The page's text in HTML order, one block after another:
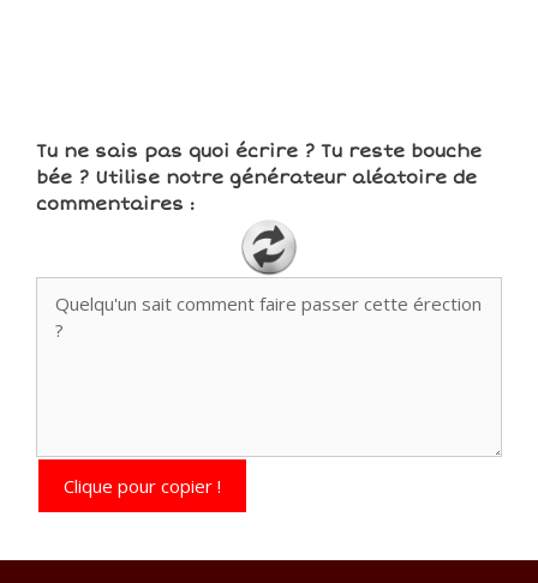
Tu ne sais pas quoi écrire ? Tu reste bouche
bée ? Utilise notre générateur aléatoire de
commentaires :
Clique pour copier !